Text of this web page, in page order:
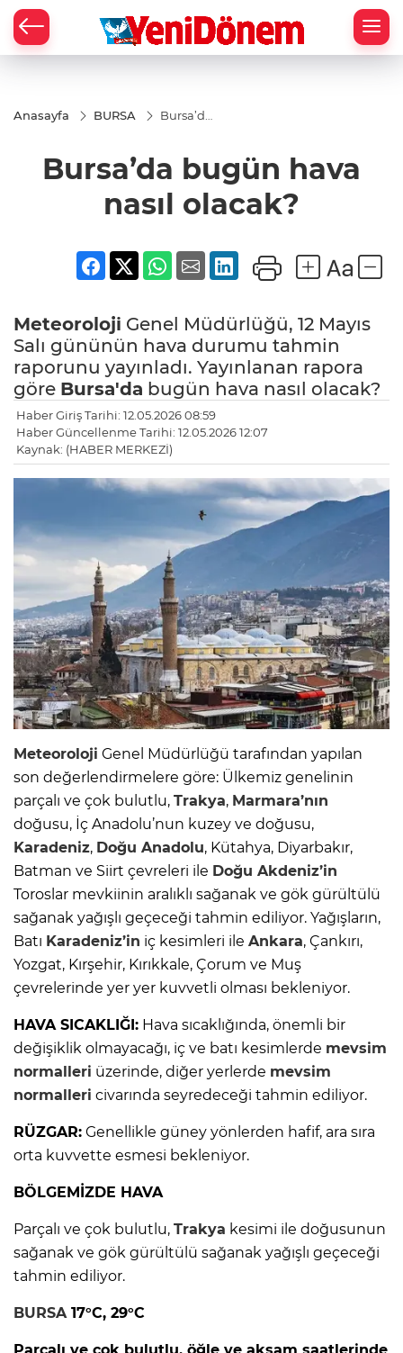
Anasayfa BURSA
Bursa’da
nasıl
olacak?
Bursa’da bugün hava
nasıl olacak?
Meteoroloji Genel Müdürlüğü, 12 Mayıs
Salı gününün hava durumu tahmin
raporunu yayınladı. Yayınlanan rapora
göre Bursa'da bugün hava nasıl olacak?
Haber Giriş Tarihi: 12.05.2026 08:59
Haber Güncellenme Tarihi: 12.05.2026 12:07
Kaynak: (HABER MERKEZİ)
Meteoroloji Genel Müdürlüğü tarafından yapılan
son değerlendirmelere göre: Ülkemiz genelinin
parçalı ve çok bulutlu, Trakya, Marmara’nın
doğusu, İç Anadolu’nun kuzey ve doğusu,
Karadeniz, Doğu Anadolu, Kütahya, Diyarbakır,
Batman ve Siirt çevreleri ile Doğu Akdeniz’in
Toroslar mevkiinin aralıklı sağanak ve gök gürültülü
sağanak yağışlı geçeceği tahmin ediliyor. Yağışların,
Batı Karadeniz’in iç kesimleri ile Ankara, Çankırı,
Yozgat, Kırşehir, Kırıkkale, Çorum ve Muş
çevrelerinde yer yer kuvvetli olması bekleniyor.
HAVA SICAKLIĞI: Hava sıcaklığında, önemli bir
değişiklik olmayacağı, iç ve batı kesimlerde mevsim
normalleri üzerinde, diğer yerlerde mevsim
normalleri civarında seyredeceği tahmin ediliyor.
RÜZGAR: Genellikle güney yönlerden hafif, ara sıra
orta kuvvette esmesi bekleniyor.
BÖLGEMİZDE HAVA
Parçalı ve çok bulutlu, Trakya kesimi ile doğusunun
sağanak ve gök gürültülü sağanak yağışlı geçeceği
tahmin ediliyor.
BURSA 17°C, 29°C